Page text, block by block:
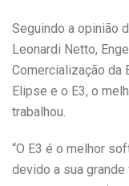
Seguindo a opinião
Leonardi Netto,
Comercialização da
Elipse e o E3, o
trabalhou.
“O E3 é o melhor
devido a sua